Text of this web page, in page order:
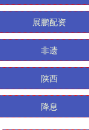
展鹏配资
非遗
陕西
降息